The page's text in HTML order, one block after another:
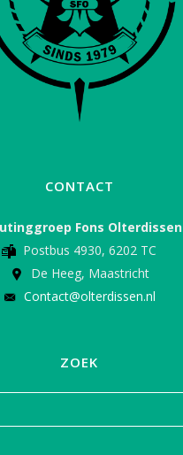
CONTACT
Fons Olterdissen
Postbus 4930, 6202 TC
De Heeg, Maastricht
Contact@olterdissen.nl
ZOEK